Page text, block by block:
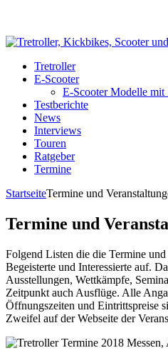
Tretroller
E-Scooter
E-Scooter Modelle mit
Testberichte
News
Interviews
Touren
Ratgeber
Termine
StartseiteTermine und
Termine und
Folgend Listen die die Termine
Begeisterte und Interessierte auf.
Ausstellungen, Wettkämpfe,
Zeitpunkt auch Ausflüge. Alle
Öffnungszeiten und Eintrittspreise
Zweifel auf der Webseite der